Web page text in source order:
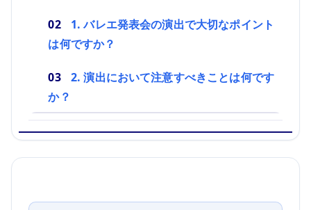
1. バレエ発表会の演出で大切なポイント
は何ですか？
2. 演出において注意すべきことは何です
か？